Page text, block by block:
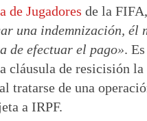
de Jugadores de la
una indemnización, él
de efectuar el pago».
cláusula de resicisión
tratarse de una
a IRPF.